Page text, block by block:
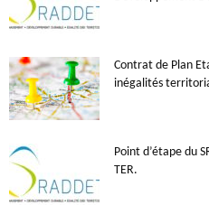
Contrat de Plan
inégalités
Point d’étape du
TER.